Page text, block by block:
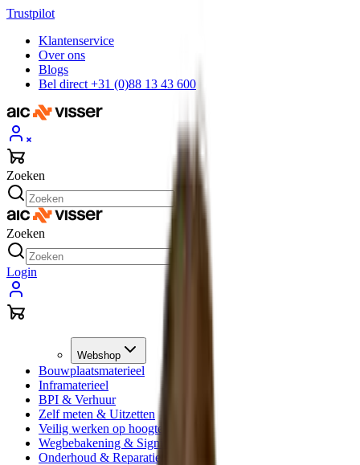
Trustpilot
Klantenservice
Over ons
Blogs
Bel direct +31 (0)88 13 43 600
Zoeken
Zoeken
Login
Webshop
Bouwplaatsmaterieel
Inframaterieel
BPI & Verhuur
Zelf meten & Uitzetten
Veilig werken op hoogte
Wegbebakening & Signing
Onderhoud & Reparatie